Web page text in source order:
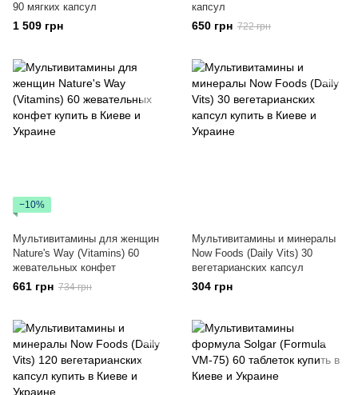
90 мягких капсул
1 509 грн
капсул
650 грн 722 грн
−10%
Мультивитамины для женщин
Nature's Way (Vitamins) 60
жевательных конфет
661 грн 734 грн
Мультивитамины и минералы
Now Foods (Daily Vits) 30
вегетарианских капсул
304 грн